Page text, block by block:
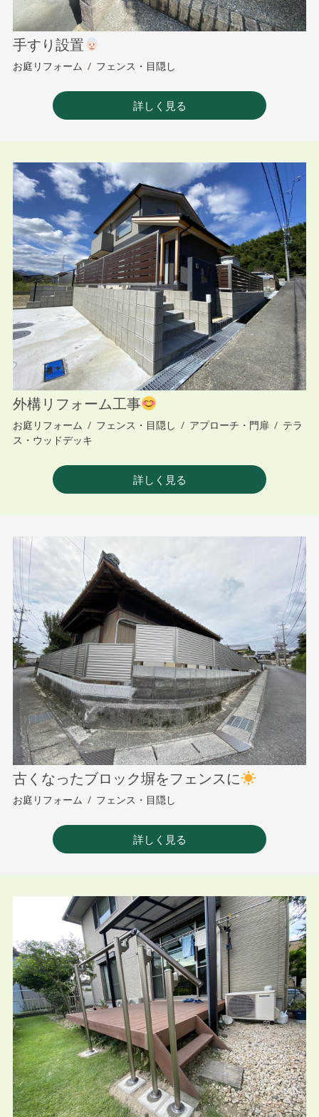
手すり設置
お庭リフォーム / フェンス・目隠し
詳しく見る
外構リフォーム工事
お庭リフォーム / フェンス・目隠し / アプローチ・門扉/ テラ
ス・ウッドデッキ
詳しく見る
古くなったブロック塀をフェンスに
お庭リフォーム / フェンス・目隠し
詳しく見る